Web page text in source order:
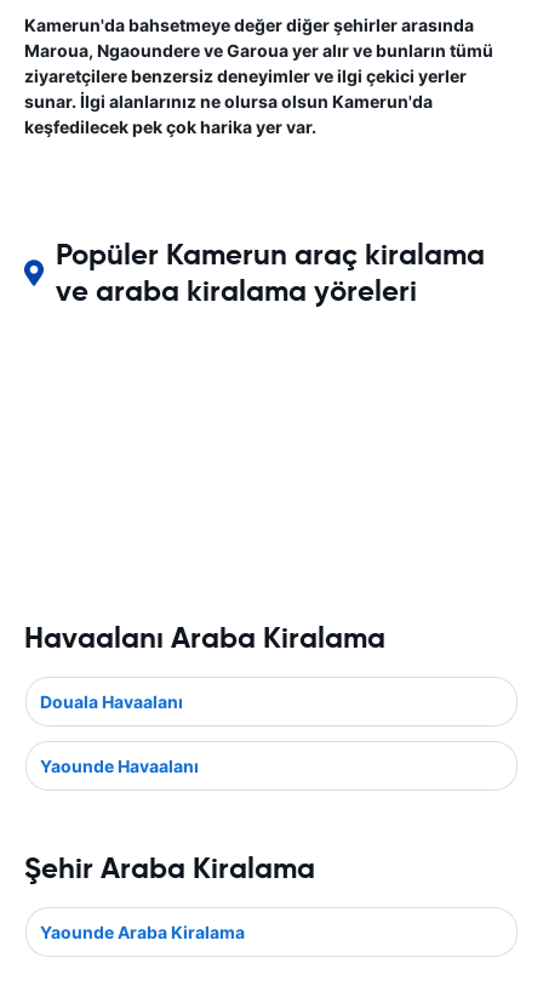
Kamerun'da bahsetmeye değer diğer şehirler arasında
Maroua, Ngaoundere ve Garoua yer alır ve bunların tümü
ziyaretçilere benzersiz deneyimler ve ilgi çekici yerler
sunar. İlgi alanlarınız ne olursa olsun Kamerun'da
keşfedilecek pek çok harika yer var.
Popüler Kamerun araç kiralama
ve araba kiralama yöreleri
Havaalanı Araba Kiralama
Douala Havaalanı
Yaounde Havaalanı
Şehir Araba Kiralama
Yaounde Araba Kiralama